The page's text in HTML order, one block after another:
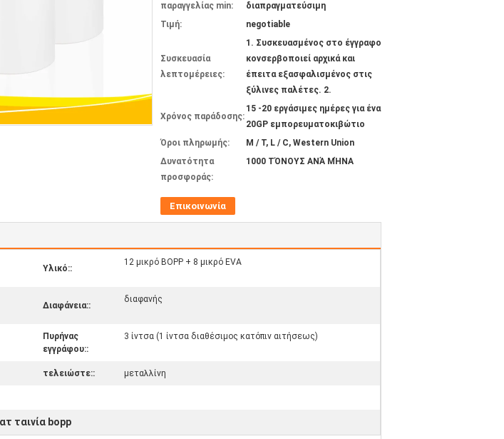
παραγγελίας min:
διαπραγματεύσιμη
Τιμή:
negotiable
Συσκευασία
λεπτομέρειες:
1. Συσκευασμένος στο έγγραφο
κονσερβοποιεί αρχικά και
έπειτα εξασφαλισμένος στις
ξύλινες παλέτες. 2.
Χρόνος παράδοσης:
15 -20 εργάσιμες ημέρες για ένα
20GP εμπορευματοκιβώτιο
Όροι πληρωμής:
Μ / Τ, L / C, Western Union
Δυνατότητα
προσφοράς:
1000 ΤΌΝΟΥΣ ΑΝΆ ΜΉΝΑ
Επικοινωνία
Υλικό::
12 μικρό BOPP + 8 μικρό EVA
Διαφάνεια::
διαφανής
Πυρήνας
εγγράφου::
3 ίντσα (1 ίντσα διαθέσιμος κατόπιν αιτήσεως)
τελειώστε:: μεταλλίνη
ταινία bopp